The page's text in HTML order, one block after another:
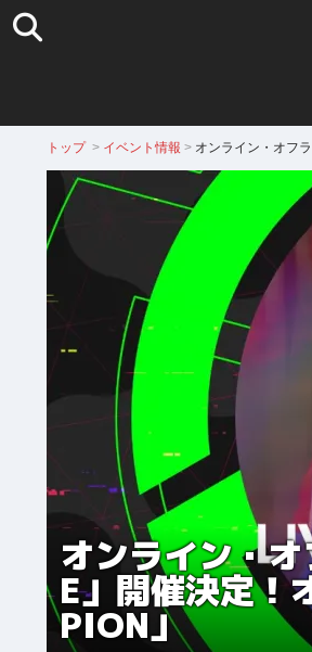
トップ > イベント情報 > オンライン・オフ
オンライン・
E」開催決定！
PION」